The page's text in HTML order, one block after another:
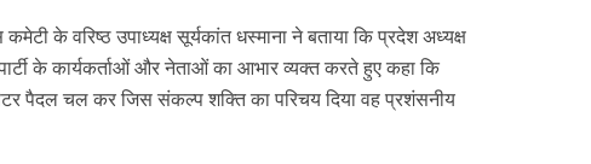
के वरिष्ठ उपाध्यक्ष सूर्यकांत धस्माना ने बताया कि प्रदेश अध्यक्ष
के कार्यकर्ताओं और नेताओं का आभार व्यक्त करते हुए कहा कि
पैदल चल कर जिस संकल्प शक्ति का परिचय दिया वह प्रशंसनीय